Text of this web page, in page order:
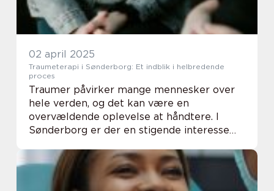
02 april 2025
Traumeterapi i Sønderborg: Et indblik i helbredende
proces
Traumer påvirker mange mennesker over
hele verden, og det kan være en
overvældende oplevelse at håndtere. I
Sønderborg er der en stigende interesse
metode til at hjælpe dem, de...